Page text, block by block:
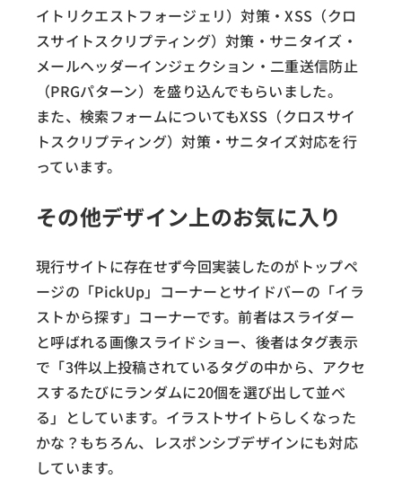
イトリクエストフォージェリ）対策・XSS（クロ
スサイトスクリプティング）対策・サニタイズ・
メールヘッダーインジェクション・二重送信防止
（PRGパターン）を盛り込んでもらいました。
また、検索フォームについてもXSS（クロスサイ
トスクリプティング）対策・サニタイズ対応を行
っています。
その他デザイン上のお気に入り
現行サイトに存在せず今回実装したのがトップペ
ージの「PickUp」コーナーとサイドバーの「イラ
ストから探す」コーナーです。前者はスライダー
と呼ばれる画像スライドショー、後者はタグ表示
で「3件以上投稿されているタグの中から、アクセ
スするたびにランダムに20個を選び出して並べ
る」としています。イラストサイトらしくなった
かな？もちろん、レスポンシブデザインにも対応
しています。